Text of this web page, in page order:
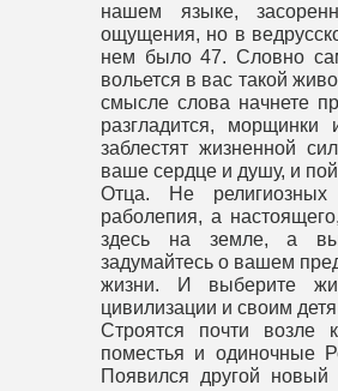
нашем языке,
ощущения, но в
нем было 47. Словно
вольется в вас такой
смысле слова начнете
разгладится, морщинки
заблестят жизненной
ваше сердце и душу, и
Отца. Не
раболепия, а
здесь на земле, а вы
задумайтесь о вашем
жизни. И выберите
цивилизации и своим
Строятся почти возле
поместья и одиночные
Появился другой